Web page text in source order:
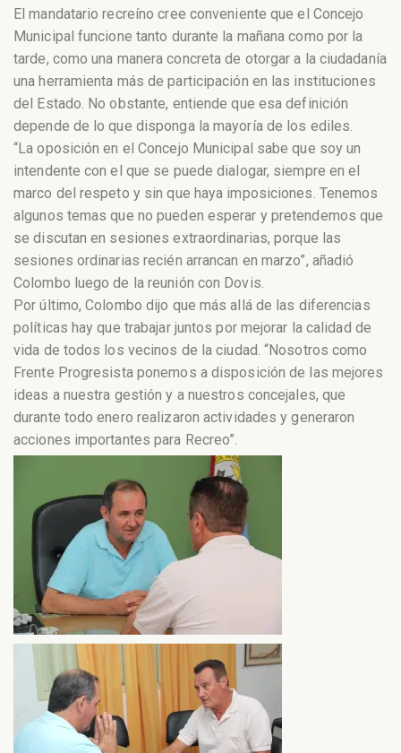
El mandatario recreíno cree conveniente que el Concejo
Municipal funcione tanto durante la mañana como por la
tarde, como una manera concreta de otorgar a la ciudadanía
una herramienta más de participación en las instituciones
del Estado. No obstante, entiende que esa definición
depende de lo que disponga la mayoría de los ediles.
“La oposición en el Concejo Municipal sabe que soy un
intendente con el que se puede dialogar, siempre en el
marco del respeto y sin que haya imposiciones. Tenemos
algunos temas que no pueden esperar y pretendemos que
se discutan en sesiones extraordinarias, porque las
sesiones ordinarias recién arrancan en marzo”, añadió
Colombo luego de la reunión con Dovis.
Por último, Colombo dijo que más allá de las diferencias
políticas hay que trabajar juntos por mejorar la calidad de
vida de todos los vecinos de la ciudad. “Nosotros como
Frente Progresista ponemos a disposición de las mejores
ideas a nuestra gestión y a nuestros concejales, que
durante todo enero realizaron actividades y generaron
acciones importantes para Recreo”.